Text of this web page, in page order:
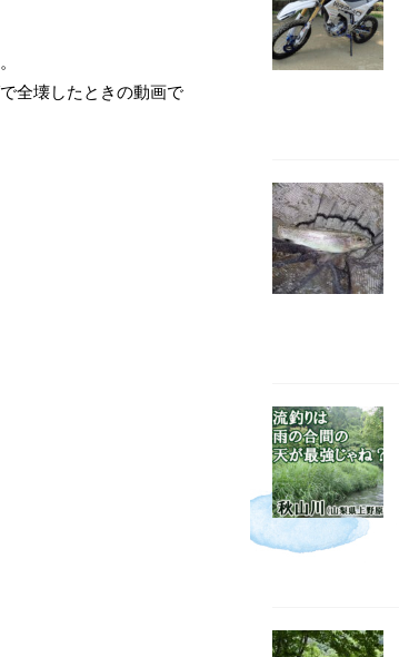
全壊したときの動画で